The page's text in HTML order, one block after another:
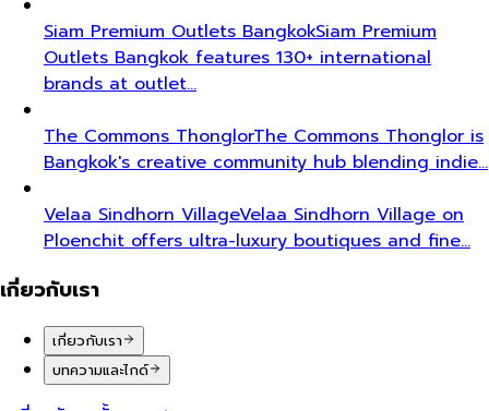
Siam Premium Outlets BangkokSiam Premium
Outlets Bangkok features 130+ international
brands at outlet…
The Commons ThonglorThe Commons Thonglor is
Bangkok's creative community hub blending indie…
Velaa Sindhorn VillageVelaa Sindhorn Village on
Ploenchit offers ultra-luxury boutiques and fine…
เกี่ยวกับเรา
เกี่ยวกับเรา
บทความและไกด์